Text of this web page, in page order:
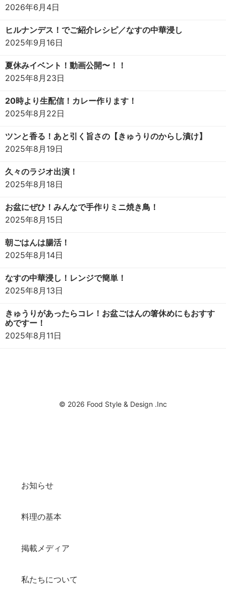
2026年6月4日
ヒルナンデス！でご紹介レシピ／なすの中華浸し
2025年9月16日
夏休みイベント！動画公開〜！！
2025年8月23日
20時より生配信！カレー作ります！
2025年8月22日
ツンと香る！あと引く旨さの【きゅうりのからし漬け】
2025年8月19日
久々のラジオ出演！
2025年8月18日
お盆にぜひ！みんなで手作りミニ焼き鳥！
2025年8月15日
朝ごはんは腸活！
2025年8月14日
なすの中華浸し！レンジで簡単！
2025年8月13日
きゅうりがあったらコレ！お盆ごはんの箸休めにもおすす
めですー！
2025年8月11日
© 2026 Food Style & Design .Inc
お知らせ
料理の基本
掲載メディア
私たちについて